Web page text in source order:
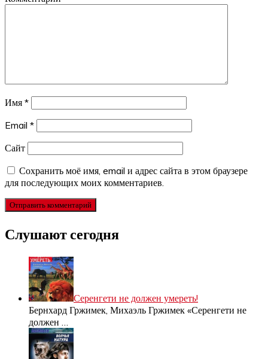
Имя *
Email *
Сайт
Сохранить моё имя, email и адрес сайта в этом браузере
для последующих моих комментариев.
Слушают сегодня
Серенгети не должен умереть!
Бернхард Гржимек, Михаэль Гржимек «Серенгети не
должен